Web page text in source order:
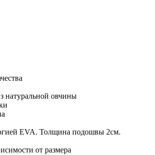
натуральной овчины
EVA. Толщина подошвы 2см.
от размера